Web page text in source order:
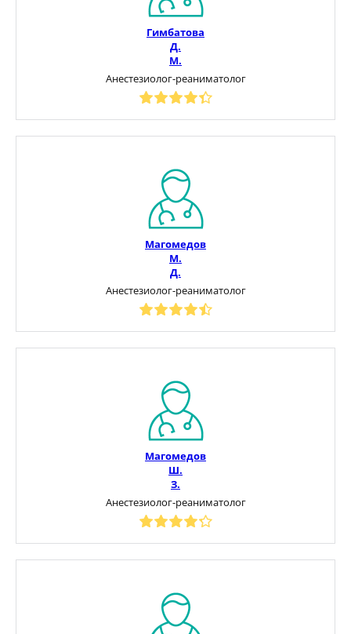
Гимбатова
Д.
М.
Анестезиолог-реаниматолог
Магомедов
М.
Д.
Анестезиолог-реаниматолог
Магомедов
Ш.
З.
Анестезиолог-реаниматолог